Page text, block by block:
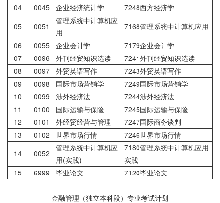
04
0045 企业经济统计学
7248西方经济学
05
0051
管理系统中计算机应
用
7168管理系统中计算机应用
06
0055 企业会计学
7179企业会计学
07
0096 外刊经贸知识选读
7241外刊经贸知识选读
08
0097 外贸英语写作
7243外贸英语写作
09
0098 国际市场营销学
7249国际市场营销学
10
0099 涉外经济法
7244涉外经济法
11
0100 国际运输与保险
7245国际运输与保险
12
0101 外经贸经营与管理
7247国际商务谈判
13
0102 世界市场行情
7246世界市场行情
14
0052
管理系统中计算机应
用(实践)
7180管理系统中计算机应用
实践
15
6999 毕业论文 7120毕业论文
金融管理（独立本科段）专业考试计划